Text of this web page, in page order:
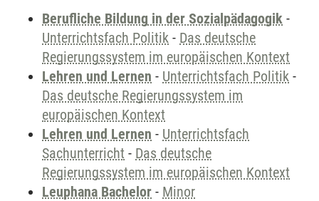
Berufliche Bildung in der Sozialpädagogik -
Unterrichtsfach Politik - Das deutsche
Regierungssystem im europäischen Kontext
Lehren und Lernen - Unterrichtsfach Politik -
Das deutsche Regierungssystem im
europäischen Kontext
Lehren und Lernen - Unterrichtsfach
Sachunterricht - Das deutsche
Regierungssystem im europäischen Kontext
Leuphana Bachelor - Minor